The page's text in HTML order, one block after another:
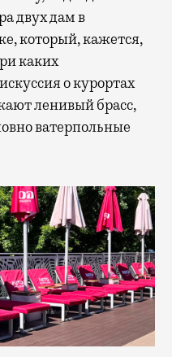
двух дам в
который, кажется,
каких
о курортах
ленивый брасс,
ватерпольные